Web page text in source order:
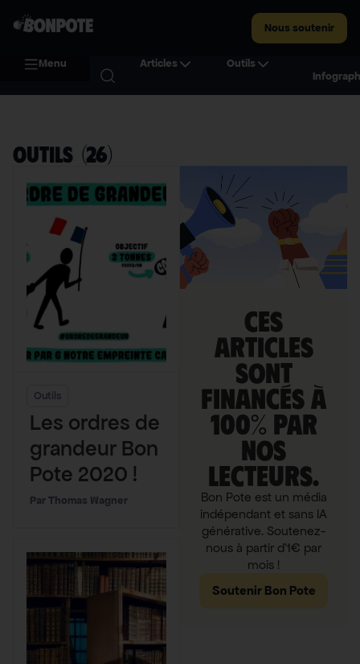
Nous soutenir
Menu Articles
Outils
Outils (26)
Outils
Les ordres de
grandeur Bon
Pote 2020 !
Thomas Wagner
Ces
articles
sont
financés à
100% par
nos
lecteurs.
Bon Pote est un média
indépendant et sans IA
générative. Soutenez-
nous à partir d'1€ par
mois !
Soutenir Bon Pote